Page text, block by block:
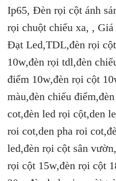
Ip65, Đèn rọi cột ánh
rọi chuột chiếu xa, ,
Đạt Led,TDL,đèn rọi
10w,đèn rọi tdl,đèn
điểm 10w,đèn rọi cột
màu,đèn chiếu
cot,đèn led rọi cột,den
roi cot,den pha roi
led,đèn rọi cột sân
rọi cột 15w,đèn rọi cột